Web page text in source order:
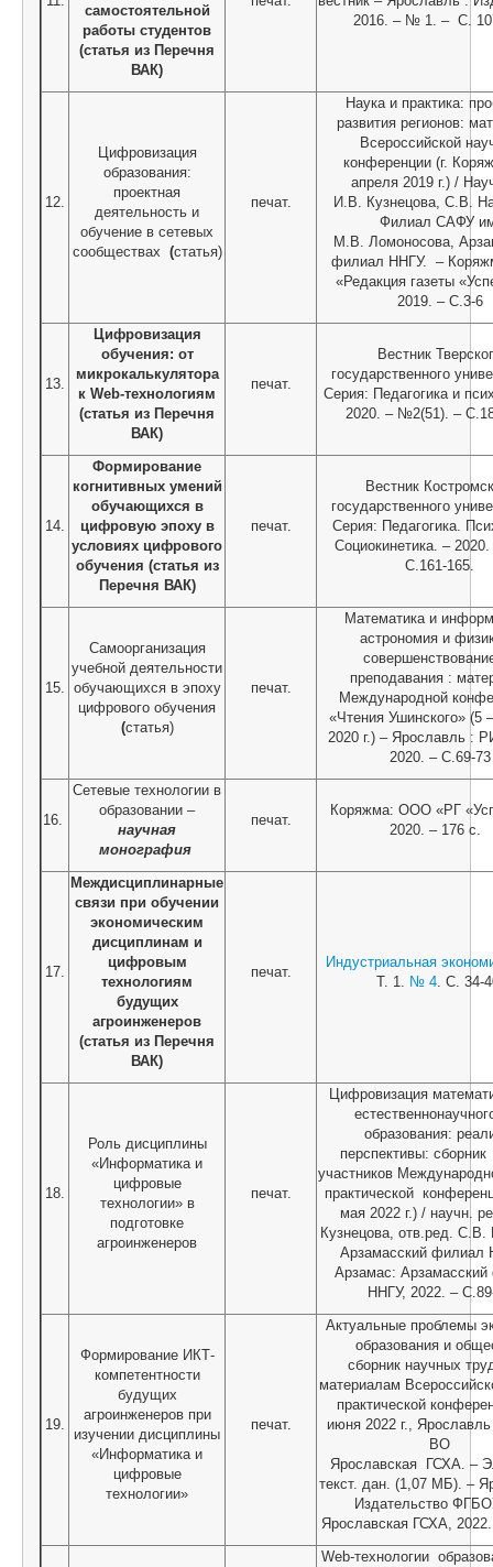
самостоятельной
работы студентов
(статья из Перечня
ВАК)
2016. – № 1. – С.
12.
Цифровизация
образования:
проектная
деятельность и
обучение в сетевых
сообществах (статья)
печат.
Наука и практика:
развития регионов:
Всероссийской
конференции (г.
апреля 2019 г.) /
И.В. Кузнецова, С.В.
Филиал САФУ
М.В. Ломоносова,
филиал ННГУ. –
«Редакция газеты
2019. – С.3-6
13.
Цифровизация
обучения: от
микрокалькулятора
к Web-технологиям
(статья из Перечня
ВАК)
печат.
Вестник
государственного
Серия: Педагогика и
2020. – №2(51). –
14.
Формирование
когнитивных умений
обучающихся в
цифровую эпоху в
условиях цифрового
обучения (статья из
Перечня ВАК)
печат.
Вестник
государственного
Серия: Педагогика.
Социокинетика. –
С.161-165.
15.
Самоорганизация
учебной деятельности
обучающихся в эпоху
цифрового обучения
(статья)
печат.
Математика и
астрономия и
преподавания :
Международной
«Чтения Ушинского» (5
2020 г.) – Ярославль :
2020. – С.69-73
16.
Сетевые технологии в
образовании –
научная
монография
печат.
Коряжма: ООО «РГ
2020. – 176 с.
17.
Междисциплинарные
связи при обучении
экономическим
дисциплинам и
цифровым
технологиям
будущих
агроинженеров
(статья из Перечня
ВАК)
печат.
Индустриальная
Т. 1. № 4. С. 34-
18.
Роль дисциплины
«Информатика и
цифровые
технологии» в
подготовке
агроинженеров
печат.
Цифровизация
образования:
перспективы: сборник
участников
практической
мая 2022 г.) / научн.
Кузнецова, отв.ред. С.В.
Арзамасский филиал
Арзамас:
ННГУ, 2022. –
19.
Формирование ИКТ-
компетентности
будущих
агроинженеров при
изучении дисциплины
«Информатика и
цифровые
технологии»
печат.
Актуальные проблемы
образования и
сборник научных
материалам
практической
июня 2022 г.,
ВО
Ярославская ГСХА. –
текст. дан. (1,07 МБ). –
Издательство
Ярославская ГСХА,
Web-технологии